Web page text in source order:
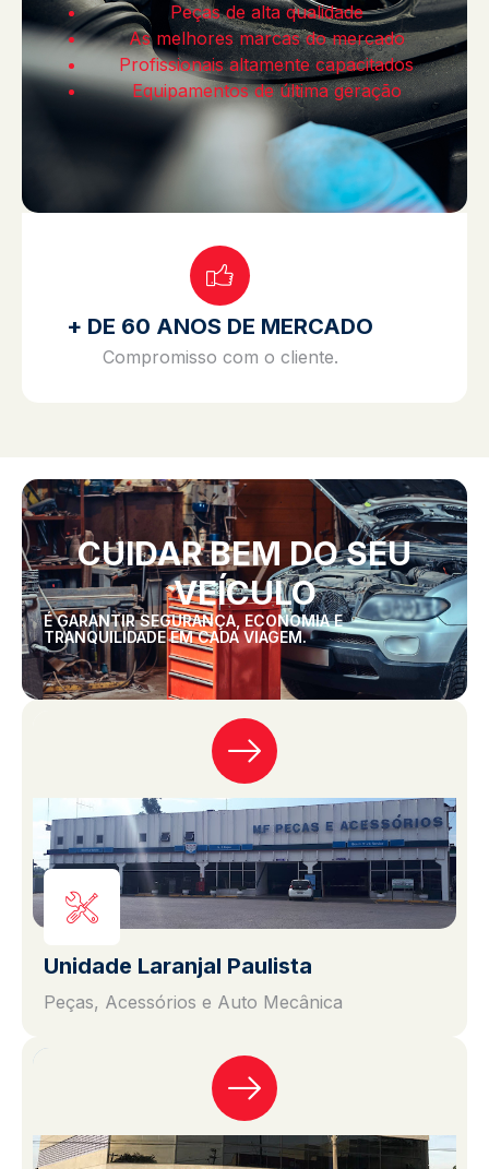
Peças de alta qualidade
As melhores marcas do mercado
Profissionais altamente capacitados
Equipamentos de última geração
+ DE 60 ANOS DE MERCADO
Compromisso com o cliente.
CUIDAR BEM DO SEU
VEÍCULO
É GARANTIR SEGURANÇA, ECONOMIA E
TRANQUILIDADE EM CADA VIAGEM.
Unidade Laranjal Paulista
Peças, Acessórios e Auto Mecânica